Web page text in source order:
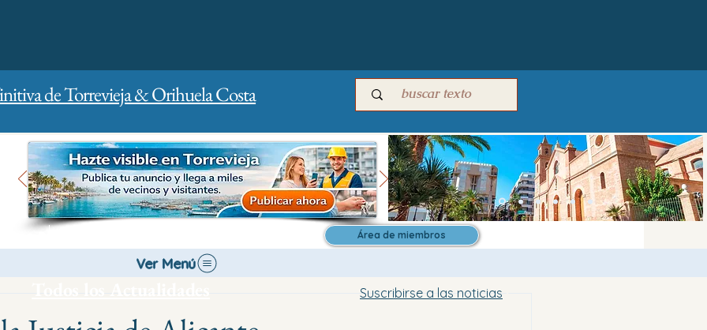
de Torrevieja & Orihuela Costa
Área de miembros
Ver Menú
Todos los Actualidades Suscribirse a las noticias